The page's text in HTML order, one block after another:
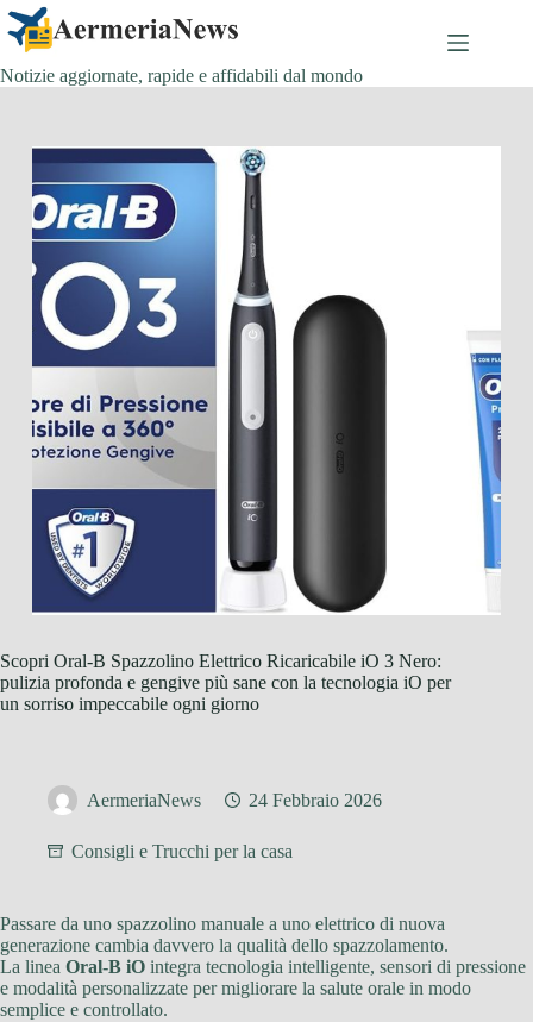
Salta
al
contenuto
Notizie aggiornate, rapide e affidabili dal mondo
Scopri Oral-B Spazzolino Elettrico Ricaricabile iO 3 Nero:
pulizia profonda e gengive più sane con la tecnologia iO per
un sorriso impeccabile ogni giorno
AermeriaNews 24 Febbraio 2026
Consigli e Trucchi per la casa
Passare da uno spazzolino manuale a uno elettrico di nuova
generazione cambia davvero la qualità dello spazzolamento.
La linea Oral-B iO integra tecnologia intelligente, sensori di pressione
e modalità personalizzate per migliorare la salute orale in modo
semplice e controllato.